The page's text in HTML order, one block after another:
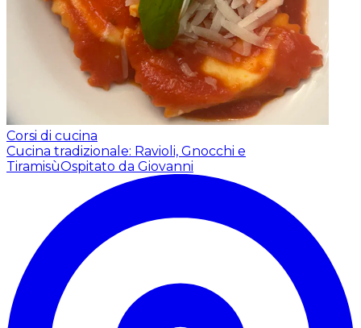
Corsi di cucina
Cucina tradizionale: Ravioli, Gnocchi e
TiramisùOspitato da Giovanni